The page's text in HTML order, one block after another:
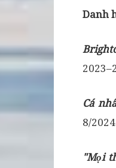
Danh
Cá
8/
"Mọi